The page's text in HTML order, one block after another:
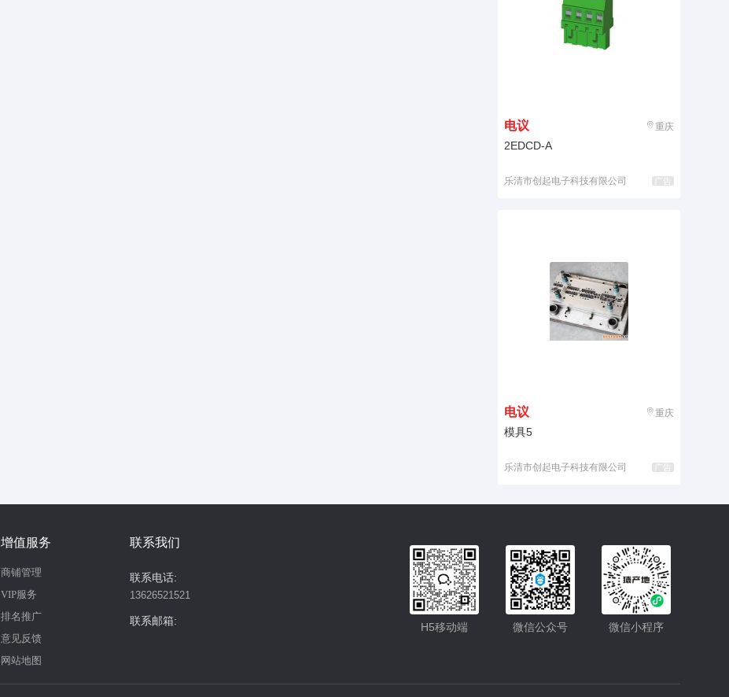
电议 重庆
2EDCD-A
乐清市创起电子科技有限公司 广告
电议 重庆
模具5
乐清市创起电子科技有限公司 广告
增值服务
商铺管理
VIP服务
排名推广
意见反馈
网站地图
联系我们
联系电话:
13626521521
联系邮箱: 微信小程序
微信公众号
H5移动端 小程序更便捷的查找产品